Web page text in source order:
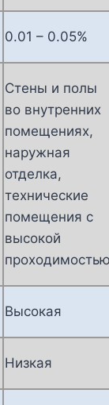
0.01 – 0.05%
Стены и полы
во внутренних
помещениях,
наружная
отделка,
технические
помещения с
высокой
Высокая
Низкая